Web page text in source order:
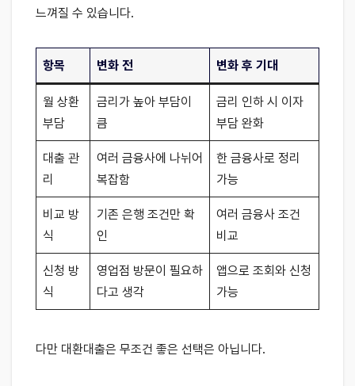
느껴질 수 있습니다.
항목 변화 전 변화 후 기대
월 상환
부담
금리가 높아 부담이
큼
금리 인하 시 이자
부담 완화
대출 관
리
여러 금융사에 나뉘어
복잡함
한 금융사로 정리
가능
비교 방
식
기존 은행 조건만 확
인
여러 금융사 조건
비교
신청 방
식
영업점 방문이 필요하
다고 생각
앱으로 조회와 신청
가능
다만 대환대출은 무조건 좋은 선택은 아닙니다.